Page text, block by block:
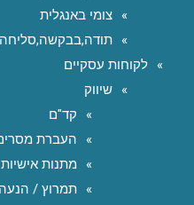
צומי באנגלית
לקוחות עסקיים
שיווק
קד"ם
העברת
מתנות
תמרוץ /